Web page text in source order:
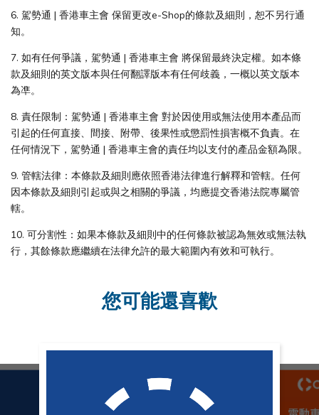
6. 駕勢通 | 香港車主會 保留更改e-Shop的條款及細則，恕不另行通
知。
7. 如有任何爭議，駕勢通 | 香港車主會 將保留最終決定權。如本條
款及細則的英文版本與任何翻譯版本有任何歧義，一概以英文版本
為凖。
8. 責任限制：駕勢通 | 香港車主會 對於因使用或無法使用本產品而
引起的任何直接、間接、附帶、後果性或懲罰性損害概不負責。在
任何情況下，駕勢通 | 香港車主會的責任均以支付的產品金額為限。
9. 管轄法律：本條款及細則應依照香港法律進行解釋和管轄。任何
因本條款及細則引起或與之相關的爭議，均應提交香港法院專屬管
轄。
10. 可分割性：如果本條款及細則中的任何條款被認為無效或無法執
行，其餘條款應繼續在法律允許的最大範圍內有效和可執行。
您可能還喜歡